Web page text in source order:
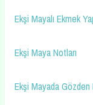
Ekşi Mayalı Ekmek
Ekşi Maya Notları
Ekşi Mayada Gözden